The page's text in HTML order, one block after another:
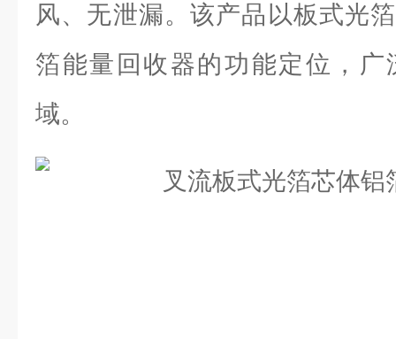
风、无泄漏。该产品以板式光
箔能量回收器的功能定位，
域。